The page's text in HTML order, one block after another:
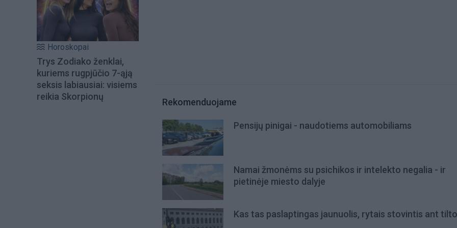
Horoskopai
Trys Zodiako ženklai,
kuriems rugpjūčio 7-ąją
seksis labiausiai: visiems
reikia Skorpionų
Rekomenduojame
Pensijų pinigai - naudotiems automobiliams
Namai žmonėms su psichikos ir intelekto negalia - ir
pietinėje miesto dalyje
Kas tas paslaptingas jaunuolis, rytais stovintis ant